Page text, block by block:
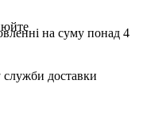
на суму понад 4
служби доставки